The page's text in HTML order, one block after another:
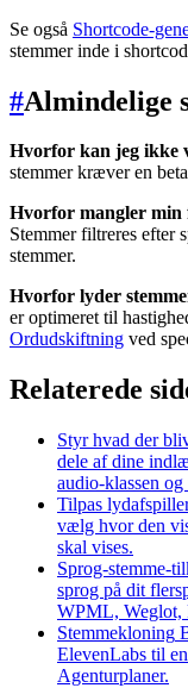
Se også Shortcode-
stemmer inde i
#Almindelige
Hvorfor kan jeg ikke
stemmer kræver en
Hvorfor mangler min
Stemmer filtreres efter
stemmer.
Hvorfor lyder
er optimeret til
Ordudskiftning ved
Relaterede
Styr hvad der
dele af dine
audio-klassen
Tilpas
vælg hvor den
skal vises.
Sprog-stemme-
sprog på dit
WPML, Weglot,
Stemmekloning
ElevenLabs til
Agenturplaner.